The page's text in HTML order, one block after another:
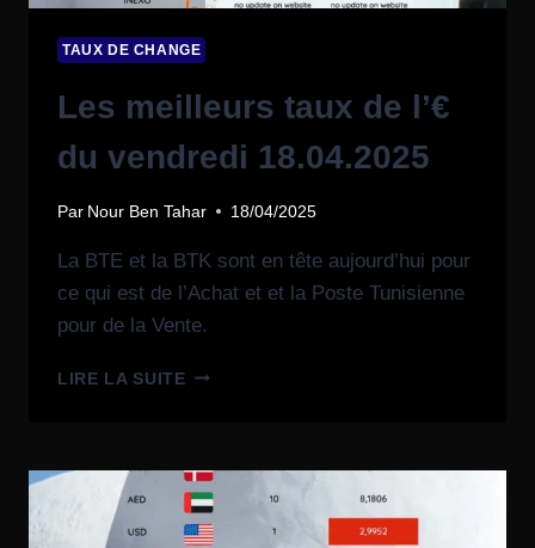
TAUX DE CHANGE
Les meilleurs taux de l’€
du vendredi 18.04.2025
Par Nour Ben Tahar 18/04/2025
La BTE et la BTK sont en tête aujourd’hui pour
ce qui est de l’Achat et et la Poste Tunisienne
pour de la Vente.
LIRE LA SUITE